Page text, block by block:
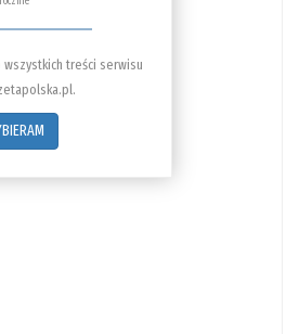
treści serwisu